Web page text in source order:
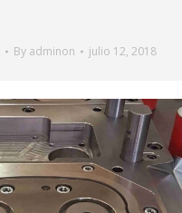
By adminon julio 12, 2018